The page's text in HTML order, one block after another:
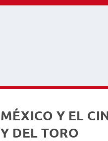
MÉXICO Y EL
Y DEL TORO